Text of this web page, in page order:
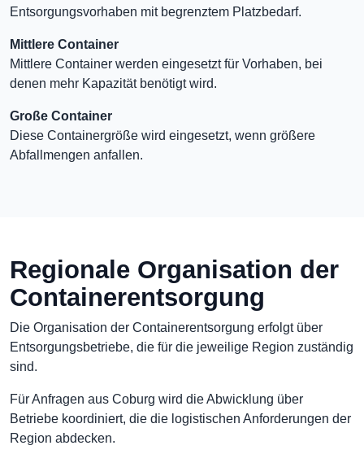
Entsorgungsvorhaben mit begrenztem Platzbedarf.
Mittlere Container
Mittlere Container werden eingesetzt für Vorhaben, bei
denen mehr Kapazität benötigt wird.
Große Container
Diese Containergröße wird eingesetzt, wenn größere
Abfallmengen anfallen.
Regionale Organisation der
Containerentsorgung
Die Organisation der Containerentsorgung erfolgt über
Entsorgungsbetriebe, die für die jeweilige Region zuständig
sind.
Für Anfragen aus Coburg wird die Abwicklung über
Betriebe koordiniert, die die logistischen Anforderungen der
Region abdecken.